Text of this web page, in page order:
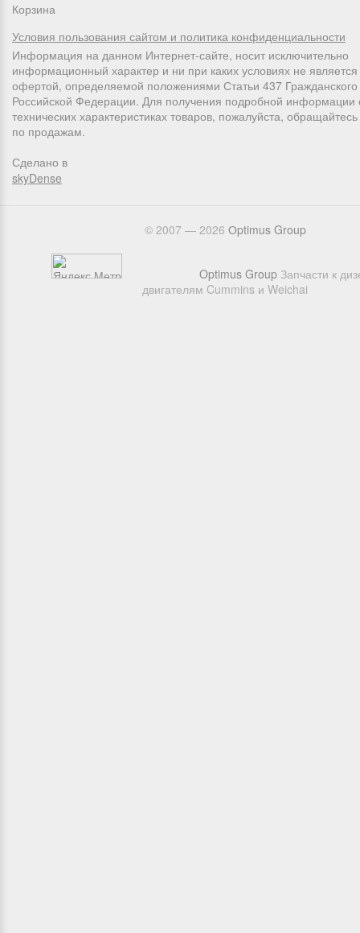
Корзина
Условия пользования сайтом и политика конфиденциальности
Информация на данном Интернет-сайте, носит исключительно
информационный характер и ни при каких условиях не
офертой, определяемой положениями Статьи 437 Гражданского
Российской Федерации. Для получения подробной информации
технических характеристиках товаров, пожалуйста,
по продажам.
Сделано в
skyDense
© 2007 — 2026 Оptimus Group
Optimus Group Запчасти к
двигателям Cummins и Weichai